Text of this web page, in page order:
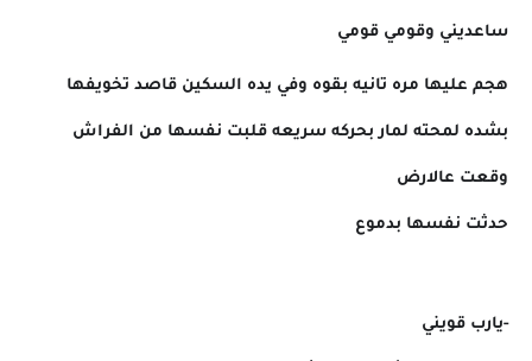
ساعديني وقومي قومي
هجم عليها مره تانيه بقوه وفي يده السكين قاصد تخويفها
بشده لمحته لمار بحركه سريعه قلبت نفسها من الفراش
وقعت عالارض
حدثت نفسها بدموع
-يارب قويني